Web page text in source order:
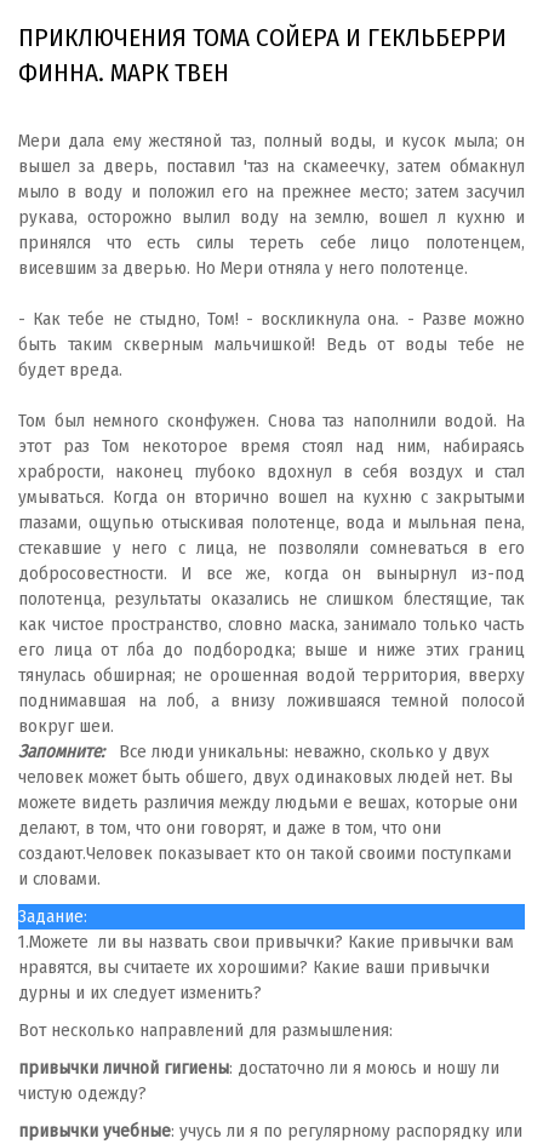
ПРИКЛЮЧЕНИЯ ТОМА СОЙЕРА И ГЕКЛЬБЕРРИ
ФИННА. МАРК ТВЕН
Мери дала ему жестяной таз, полный воды, и кусок мыла; он
вышел за дверь, поставил 'таз на скамеечку, затем обмакнул
мыло в воду и положил его на прежнее место; затем засучил
рукава, осторожно вылил воду на землю, вошел л кухню и
принялся что есть силы тереть себе лицо полотенцем,
висевшим за дверью. Но Мери отняла у него полотенце.
- Как тебе не стыдно, Том! - воскликнула она. - Разве можно
быть таким скверным мальчишкой! Ведь от воды тебе не
будет вреда.
Том был немного сконфужен. Снова таз наполнили водой. На
этот раз Том некоторое время стоял над ним, набираясь
храбрости, наконец глубоко вдохнул в себя воздух и стал
умываться. Когда он вторично вошел на кухню с закрытыми
глазами, ощупью отыскивая полотенце, вода и мыльная пена,
стекавшие у него с лица, не позволяли сомневаться в его
добросовестности. И все же, когда он вынырнул из-под
полотенца, результаты оказались не слишком блестящие, так
как чистое пространство, словно маска, занимало только часть
его лица от лба до подбородка; выше и ниже этих границ
тянулась обширная; не орошенная водой территория, вверху
поднимавшая на лоб, а внизу ложившаяся темной полосой
вокруг шеи.
Запомните:
Все люди уникальны: неважно, сколько у двух
человек может быть обшего, двух одинаковых людей нет. Вы
мо­жете видеть различия между людьми е вешах, которые они
делают, в том, что они говорят, и даже в том, что они
создают.Человек показывает кто он такой своими поступками
и словами.
Задание:
1.Можете ли вы назвать свои привычки? Какие привыч­ки вам
нравятся, вы считаете их хорошими? Какие ва­ши привычки
дурны и их следует изменить?
Вот несколько направлений для размышления:
привычки личной гигиены: достаточно ли я моюсь и ношу ли
чистую одежду?
привычки учебные: учусь ли я по регулярному распорядку или